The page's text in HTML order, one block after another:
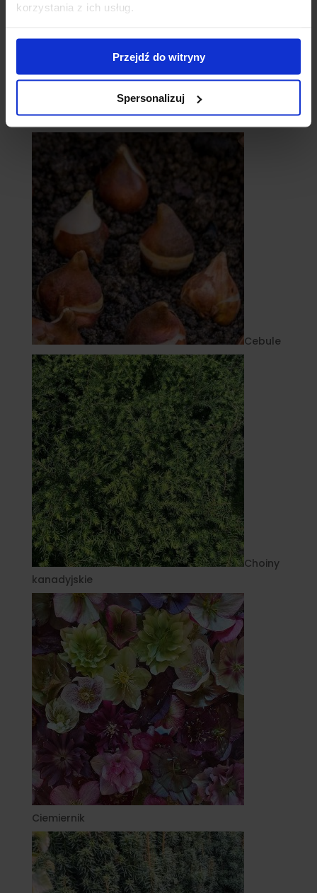
korzystania z ich usług.
Przejdź do witryny
Spersonalizuj
- surmie
Cebule
Choiny
kanadyjskie
Ciemiernik